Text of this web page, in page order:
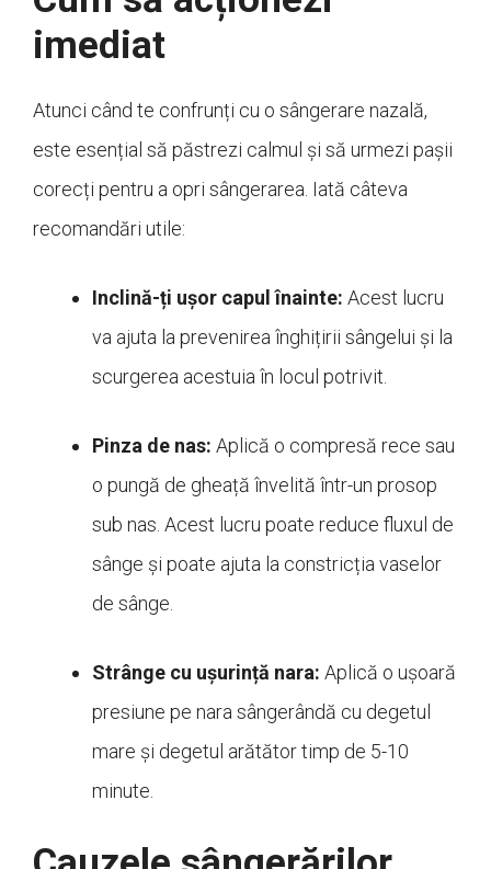
imediat
Atunci când te confrunți cu o sângerare nazală,
este esențial să păstrezi calmul și să urmezi pașii
corecți pentru a opri sângerarea. Iată câteva
recomandări utile:
Inclină-ți ușor capul înainte: Acest lucru
va ajuta la prevenirea înghițirii sângelui și la
scurgerea acestuia în locul potrivit.
Pinza de nas: Aplică o compresă rece sau
o pungă de gheață învelită într-un prosop
sub nas. Acest lucru poate reduce fluxul de
sânge și poate ajuta la constricția vaselor
de sânge.
Strânge cu ușurință nara: Aplică o ușoară
presiune pe nara sângerândă cu degetul
mare și degetul arătător timp de 5-10
minute.